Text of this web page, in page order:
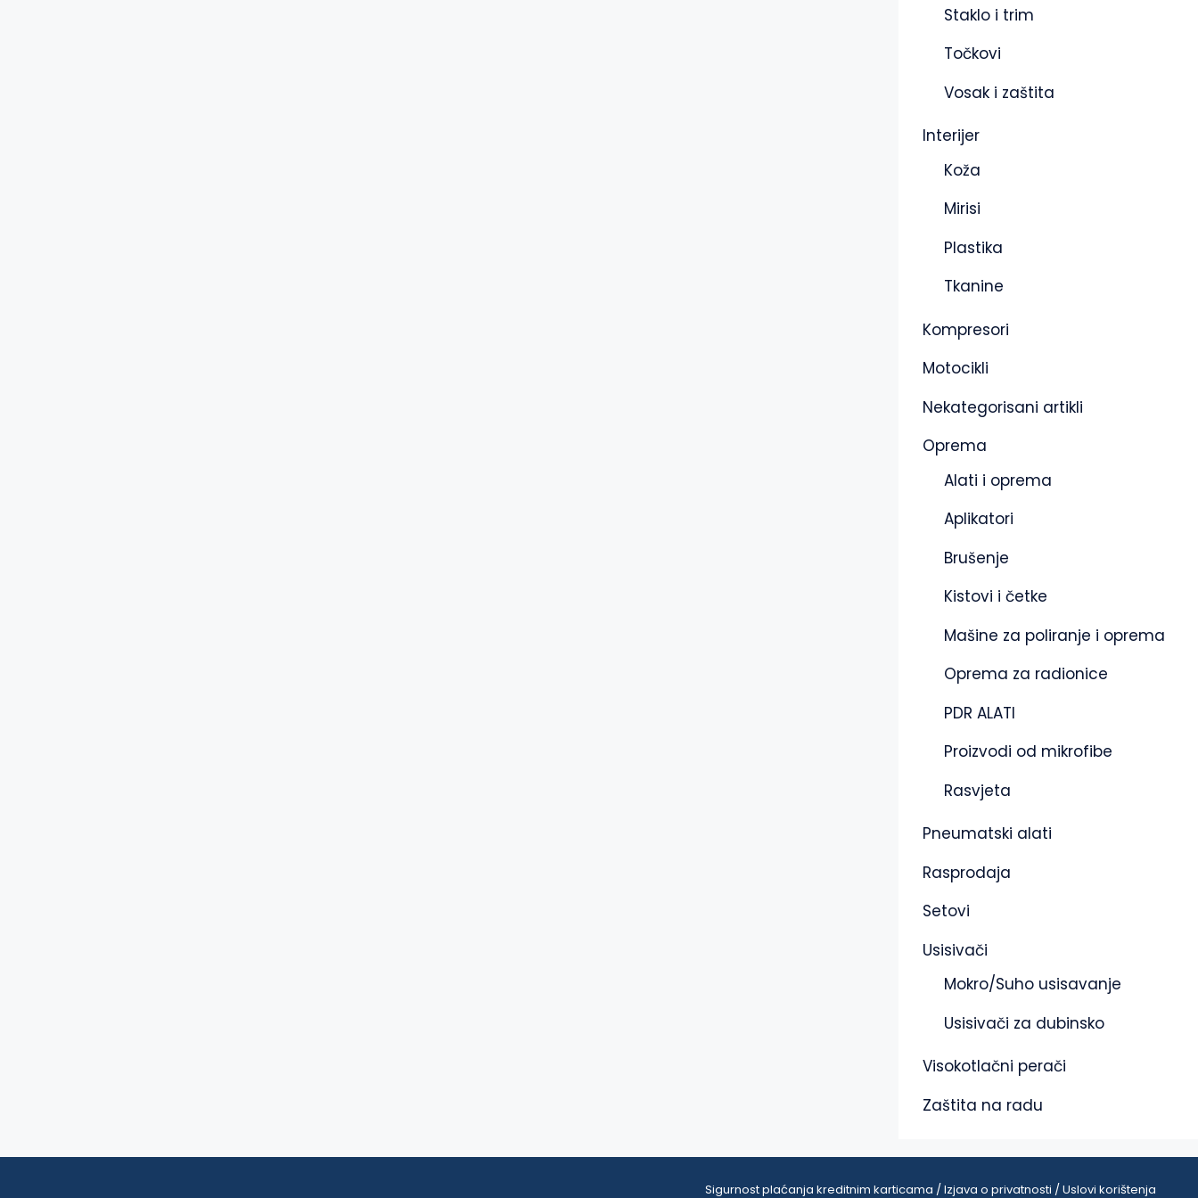
Staklo i trim
Točkovi
Vosak i zaštita
Interijer
Koža
Mirisi
Plastika
Tkanine
Kompresori
Motocikli
Nekategorisani artikli
Oprema
Alati i oprema
Aplikatori
Brušenje
Kistovi i četke
Mašine za poliranje i oprema
Oprema za radionice
PDR ALATI
Proizvodi od mikrofibe
Rasvjeta
Pneumatski alati
Rasprodaja
Setovi
Usisivači
Mokro/Suho usisavanje
Usisivači za dubinsko
Visokotlačni perači
Zaštita na radu
Sigurnost plaćanja kreditnim karticama / Izjava o privatnosti / Uslovi korištenja